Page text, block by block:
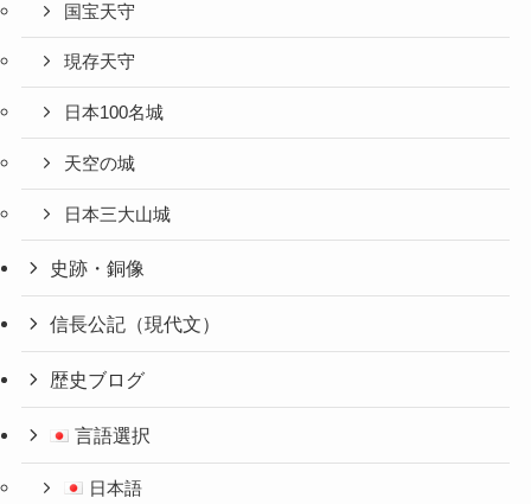
国宝天守
現存天守
日本100名城
天空の城
日本三大山城
史跡・銅像
信長公記（現代文）
歴史ブログ
言語選択
日本語